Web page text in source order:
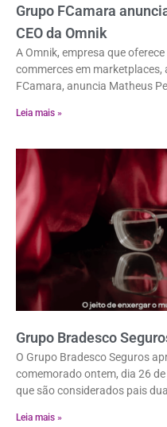
Grupo FCamara
CEO da Omnik
A Omnik, empresa que
commerces em
FCamara, anuncia Matheus
Leia mais »
Grupo Bradesco
O Grupo Bradesco Seguros
comemorado ontem, dia 26
que são considerados pais
Leia mais »